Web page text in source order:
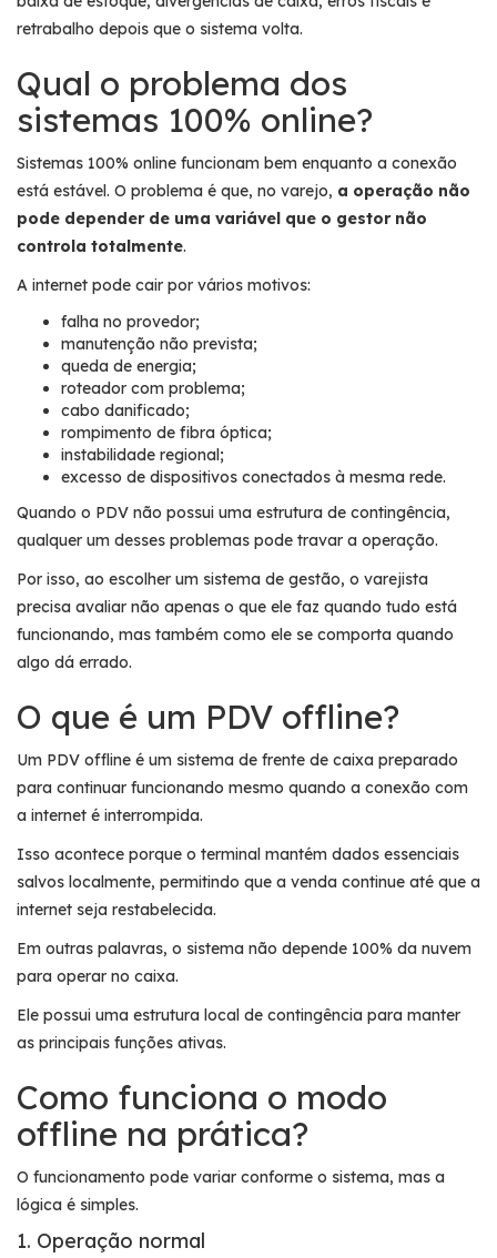
retrabalho depois que o sistema volta.
Qual o problema dos
sistemas 100% online?
Sistemas 100% online funcionam bem enquanto a conexão
está estável. O problema é que, no varejo, a operação não
pode depender de uma variável que o gestor não
controla totalmente.
A internet pode cair por vários motivos:
falha no provedor;
manutenção não prevista;
queda de energia;
roteador com problema;
cabo danificado;
rompimento de fibra óptica;
instabilidade regional;
excesso de dispositivos conectados à mesma rede.
Quando o PDV não possui uma estrutura de contingência,
qualquer um desses problemas pode travar a operação.
Por isso, ao escolher um sistema de gestão, o varejista
precisa avaliar não apenas o que ele faz quando tudo está
funcionando, mas também como ele se comporta quando
algo dá errado.
O que é um PDV offline?
Um PDV offline é um sistema de frente de caixa preparado
para continuar funcionando mesmo quando a conexão com
a internet é interrompida.
Isso acontece porque o terminal mantém dados essenciais
salvos localmente, permitindo que a venda continue até que a
internet seja restabelecida.
Em outras palavras, o sistema não depende 100% da nuvem
para operar no caixa.
Ele possui uma estrutura local de contingência para manter
as principais funções ativas.
Como funciona o modo
offline na prática?
O funcionamento pode variar conforme o sistema, mas a
lógica é simples.
1. Operação normal